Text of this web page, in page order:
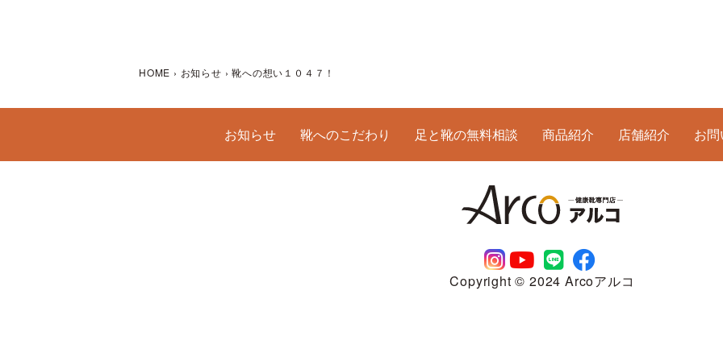
HOME › お知らせ › 靴への想い１０４７！
お知らせ 靴へのこだわり 足と靴の無料相談 商品紹介 店舗紹介 お
Copyright © 2024 Arcoアルコ